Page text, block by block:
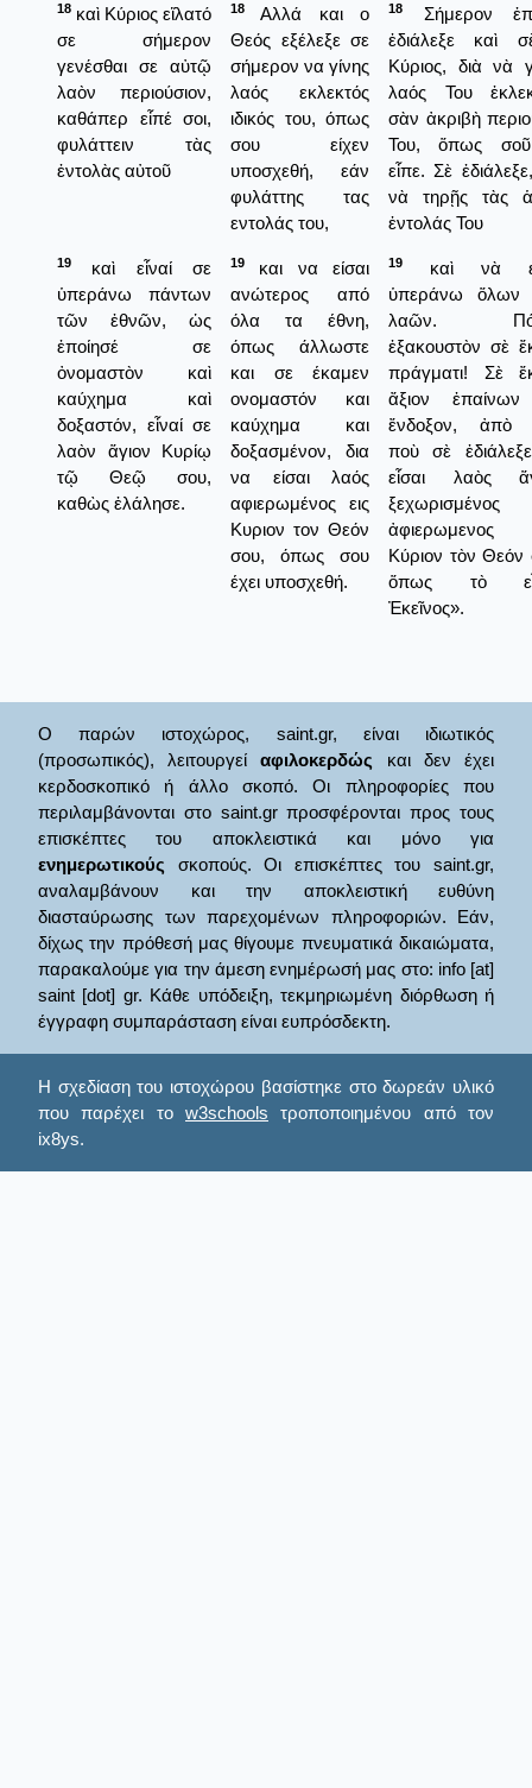
18 καὶ Κύριος εἵλατό
σε σήμερον
γενέσθαι σε αὐτῷ
λαὸν περιούσιον,
καθάπερ εἶπέ σοι,
φυλάττειν τὰς
ἐντολὰς αὐτοῦ
18
Αλλά και ο
Θεός εξέλεξε σε
σήμερον να γίνης
λαός εκλεκτός
ιδικός του, όπως
σου είχεν
υποσχεθή, εάν
φυλάττης τας
εντολάς του,
18
Σήμερον
ἐδιάλεξε καὶ
Κύριος, διὰ νὰ
λαός Του
σὰν ἀκριβὴ
Του, ὅπως
εἶπε. Σὲ
νὰ τηρῇς τὰς
ἐντολάς Του
19
καὶ εἶναί σε
ὑπεράνω πάντων
τῶν ἐθνῶν, ὡς
ἐποίησέ σε
ὀνομαστὸν καὶ
καύχημα καὶ
δοξαστόν, εἶναί σε
λαὸν ἅγιον Κυρίῳ
τῷ Θεῷ σου,
καθὼς ἐλάλησε.
19
και να είσαι
ανώτερος από
όλα τα έθνη,
όπως άλλωστε
και σε έκαμεν
ονομαστόν και
καύχημα και
δοξασμένον, δια
να είσαι λαός
αφιερωμένος εις
Κυριον τον Θεόν
σου, όπως σου
έχει υποσχεθή.
19
καὶ νὰ
ὑπεράνω ὅλων
λαῶν.
ἐξακουστὸν σὲ
πράγματι! Σὲ
ἄξιον ἐπαίνων
ἔνδοξον, ἀπὸ
ποὺ σὲ
εἶσαι λαὸς
ξεχωρισμένος
ἀφιερωμενος
Κύριον τὸν Θεόν
ὅπως τὸ
Ἐκεῖνος».
Ο παρών ιστοχώρος, saint.gr, είναι ιδιωτικός
(προσωπικός), λειτουργείαφιλοκερδώς και δεν έχει
κερδοσκοπικό ή άλλο σκοπό. Οι πληροφορίες που
περιλαμβάνονται στο saint.gr προσφέρονται προς τους
επισκέπτες του αποκλειστικά και μόνο για
ενημερωτικούς σκοπούς. Οι επισκέπτες του saint.gr,
αναλαμβάνουν και την αποκλειστική ευθύνη
διασταύρωσης των παρεχομένων πληροφοριών. Εάν,
δίχως την πρόθεσή μας θίγουμε πνευματικά δικαιώματα,
παρακαλούμε για την άμεση ενημέρωσή μας στο: info [at]
saint [dot] gr. Κάθε υπόδειξη, τεκμηριωμένη διόρθωση ή
έγγραφη συμπαράσταση είναι ευπρόσδεκτη.
Η σχεδίαση του ιστοχώρου βασίστηκε στο δωρεάν υλικό
που παρέχει το w3schools τροποποιημένου από τον
ix8ys.